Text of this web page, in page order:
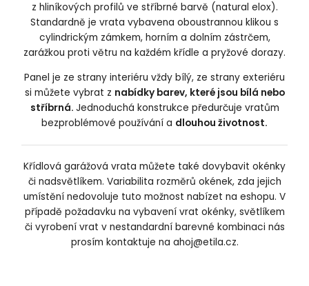
z hliníkových profilů ve stříbrné barvě (natural elox).
Standardně je vrata vybavena oboustrannou klikou s
cylindrickým zámkem, horním a dolním zástrčem,
zarážkou proti větru na každém křídle a pryžové dorazy.
Panel je ze strany interiéru vždy bílý, ze strany exteriéru
si můžete vybrat z nabídky barev, které jsou bílá nebo
stříbrná. Jednoduchá konstrukce předurčuje vratům
bezproblémové používání a dlouhou životnost.
Křídlová garážová vrata můžete také dovybavit okénky
či nadsvětlíkem. Variabilita rozměrů okének, zda jejich
umístění nedovoluje tuto možnost nabízet na eshopu. V
případě požadavku na vybavení vrat okénky, světlíkem
či vyrobení vrat v nestandardní barevné kombinaci nás
prosím kontaktuje na ahoj@etila.cz.